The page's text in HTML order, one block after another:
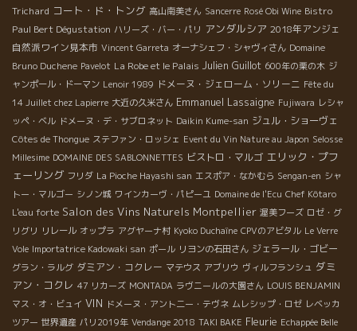
Trichard コート・ド・トング 高山南美さん Sancerre Rosé Obi Wine Bistro
Paul Bert Dégustation ハリーズ・バー・パリ アンダルシア 2018年アンジェ
自然派ワイン見本市 Vincent Garreta オーナシェフ・シャヴィさん Domaine
Bruno Duchene Pavelot La Robe et le Palais Julien Guillot 600年の栗の木 ジ
ャンポール・ドーマン Lenoir 1989 ドメーヌ・ジェローム・ソリーニ Fête du
14 Juillet chez Lapierre 大近の久米さん Emmanuel Lassaigne Fujiwara レシャ
ッペ・ベル ドメーヌ・デ・サブロネット Daikin Kume-san ジュル・ショーヴェ
Côtes de Thongue ステファン・ロッシェ Event du Vin Nature au Japon Selosse
Millesime DOMAINE DES SABLONNETTES ビストロ・マルゴ エリック・プフ
ェーリング フリダ La Pioche Hayashi san エスポア・なかむら Sengan-en シャ
トー・マルゴー シノン城 ワインカーヴ・パピーユ Domaine de l'Ecu Chef Kôtaro
L'eau forte Salon des Vins Naturels Montpellier 渥美フーズ ロゼ・グ
リグリ リレール オップラ アグヤーナ村 Kyoko Duchaîne CPVのアビタル Le Verre
Vole Importatrice Kadowaki san ポール リヨンの石田さん ジェラール・ゴビー
グラン・ラルグ ダミアン・コクレー マテウス アブリウ ヴィルフランシュ ダミ
アン・コクレ 47 リカーズ MONTADA ラヴニールの大園さん LOUIS BENJAMIN
マス・オ・ビュイ VIN ドメーヌ・アント二ー・テヴネ ムレシップ・ロゼ レベッカ
ツアー 世界遺産 パリ2019年 Vendange 2018 TAKI BAKE Fleurie Echappée Belle